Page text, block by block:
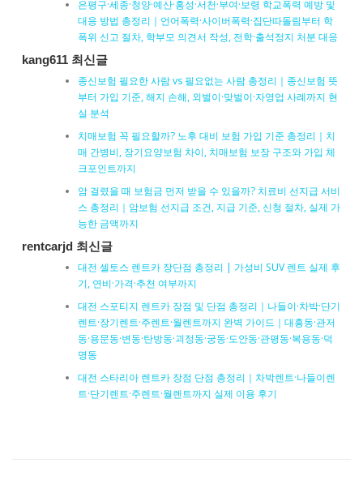
은평구·세종·청양·예산·홍성·서천·부여·보령 학교폭력 예방 및
대응 방법 총정리｜언어폭력·사이버폭력·집단따돌림부터 학
폭위 신고 절차, 학부모 의견서 작성, 전학·출석정지 처분 대응
kang611 최신글
종신보험 필요한 사람 vs 필요없는 사람 총정리｜종신보험 뜻
부터 가입 기준, 해지 손해, 외벌이·맞벌이·자영업 사례까지 현
실 분석
치매보험 꼭 필요할까? 노후 대비 보험 가입 기준 총정리｜치
매 간병비, 장기요양보험 차이, 치매보험 보장 구조와 가입 체
크포인트까지
암 걸렸을 때 보험금 먼저 받을 수 있을까? 치료비 선지급 서비
스 총정리｜암보험 선지급 조건, 지급 기준, 신청 절차, 실제 가
능한 금액까지
rentcarjd 최신글
대전 셀토스 렌트카 장단점 총정리 | 가성비 SUV 렌트 실제 후
기, 연비·가격·추천 여부까지
대전 스포티지 렌트카 장점 및 단점 총정리｜나들이·차박·단기
렌트·장기렌트·주렌트·월렌트까지 완벽 가이드｜대흥동·관저
동·용문동·변동·탄방동·괴정동·궁동·도안동·관평동·복용동·덕
명동
대전 스타리아 렌트카 장점 단점 총정리｜차박렌트·나들이렌
트·단기렌트·주렌트·월렌트까지 실제 이용 후기